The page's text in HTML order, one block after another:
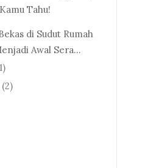
Tahu!
di Sudut Rumah
Awal Sera...
(2)